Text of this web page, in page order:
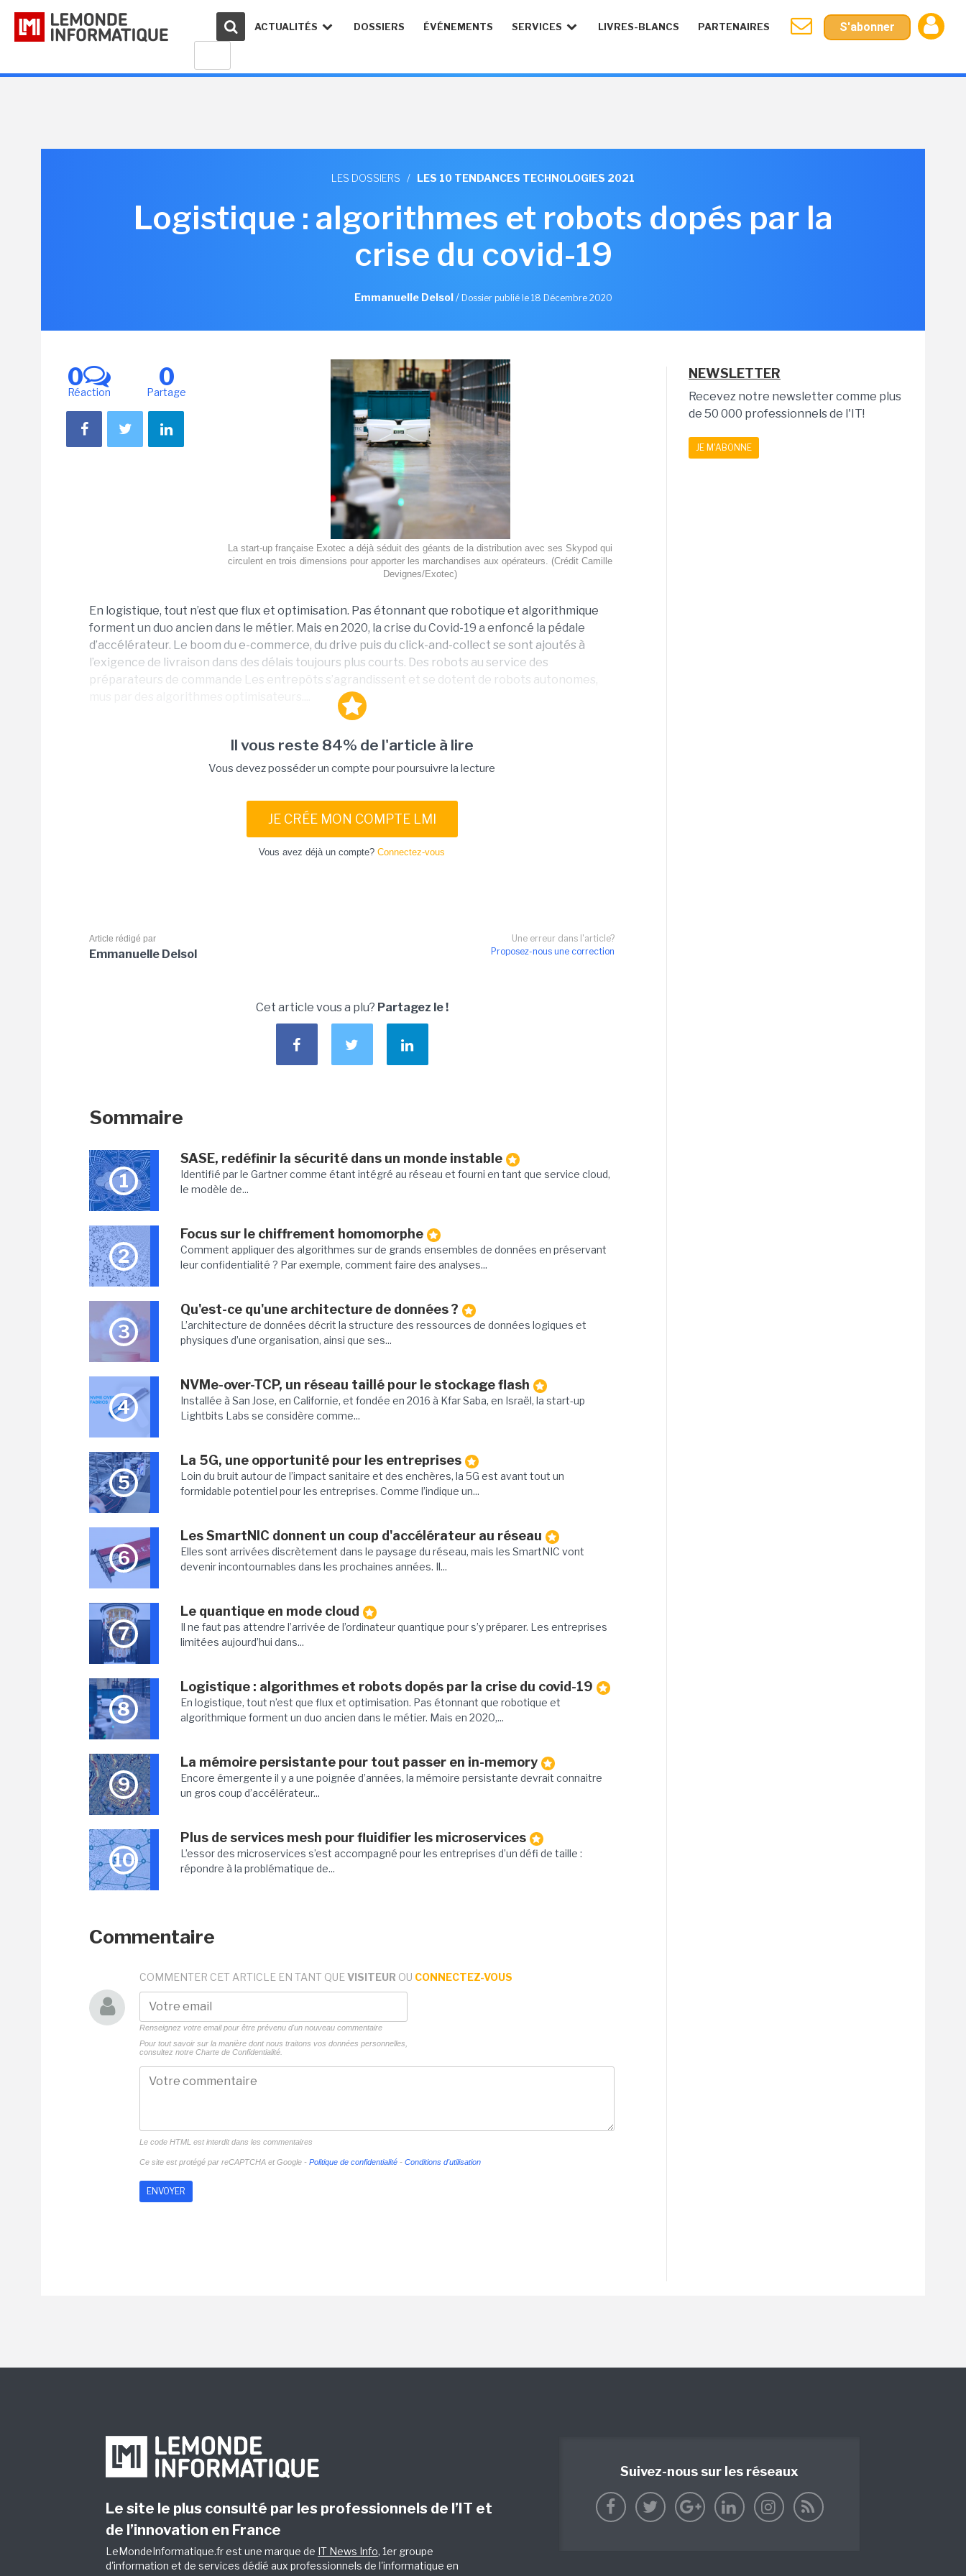
ACTUALITÉS DOSSIERS ÉVÉNEMENTS SERVICES LIVRES-BLANCS PARTENAIRES S'abonner
LES DOSSIERS / LES 10 TENDANCES TECHNOLOGIES 2021
Logistique : algorithmes et robots dopés par la
crise du covid-19
Emmanuelle Delsol/ Dossier publié le 18 Décembre 2020
0
Réaction
0
Partage
La start-up française Exotec a déjà séduit des géants de la distribution avec ses Skypod qui
circulent en trois dimensions pour apporter les marchandises aux opérateurs. (Crédit Camille
Devignes/Exotec)
En logistique, tout n’est que flux et optimisation. Pas étonnant que robotique et algorithmique
forment un duo ancien dans le métier. Mais en 2020, la crise du Covid-19 a enfoncé la pédale
d’accélérateur. Le boom du e-commerce, du drive puis du click-and-collect se sont ajoutés à
l’exigence de livraison dans des délais toujours plus courts. Des robots au service des
préparateurs de commande Les entrepôts s’agrandissent et se dotent de robots autonomes,
Il vous reste 84% de l'article à lire
Vous devez posséder un compte pour poursuivre la lecture
JE CRÉE MON COMPTE LMI
Vous avez déjà un compte? Connectez-vous
Une erreur dans l'article?
Proposez-nous une correction
Article rédigé par
Emmanuelle Delsol
Cet article vous a plu? Partagez le !
Sommaire
1
SASE, redéfinir la sécurité dans un monde instable
Identifié par le Gartner comme étant intégré au réseau et fourni en tant que service cloud,
le modèle de...
2
Focus sur le chiffrement homomorphe
Comment appliquer des algorithmes sur de grands ensembles de données en préservant
leur confidentialité ? Par exemple, comment faire des analyses...
3
Qu'est-ce qu'une architecture de données ?
L’architecture de données décrit la structure des ressources de données logiques et
physiques d’une organisation, ainsi que ses...
4
NVMe-over-TCP, un réseau taillé pour le stockage flash
Installée à San Jose, en Californie, et fondée en 2016 à Kfar Saba, en Israël, la start-up
Lightbits Labs se considère comme...
5
La 5G, une opportunité pour les entreprises
Loin du bruit autour de l’impact sanitaire et des enchères, la 5G est avant tout un
formidable potentiel pour les entreprises. Comme l’indique un...
6
Les SmartNIC donnent un coup d'accélérateur au réseau
Elles sont arrivées discrètement dans le paysage du réseau, mais les SmartNIC vont
devenir incontournables dans les prochaines années. Il...
7
Le quantique en mode cloud
Il ne faut pas attendre l’arrivée de l’ordinateur quantique pour s’y préparer. Les entreprises
limitées aujourd’hui dans...
8
Logistique : algorithmes et robots dopés par la crise du covid-19
En logistique, tout n’est que flux et optimisation. Pas étonnant que robotique et
algorithmique forment un duo ancien dans le métier. Mais en 2020,...
9
La mémoire persistante pour tout passer en in-memory
Encore émergente il y a une poignée d’années, la mémoire persistante devrait connaitre
un gros coup d’accélérateur...
10
Plus de services mesh pour fluidifier les microservices
L’essor des microservices s’est accompagné pour les entreprises d’un défi de taille :
répondre à la problématique de...
Commentaire
COMMENTER CET ARTICLE EN TANT QUE VISITEUR OU CONNECTEZ-VOUS
Renseignez votre email pour être prévenu d'un nouveau commentaire
Pour tout savoir sur la manière dont nous traitons vos données personnelles,
consultez notre Charte de Confidentialité.
Le code HTML est interdit dans les commentaires
Ce site est protégé par reCAPTCHA et Google - Politique de confidentialité - Conditions d'utilisation
NEWSLETTER
Recevez notre newsletter comme plus
de 50 000 professionnels de l'IT!
JE M'ABONNE
Le site le plus consulté par les professionnels de l’IT et
de l’innovation en France
LeMondeInformatique.fr est une marque de IT News Info, 1er groupe
d'information et de services dédié aux professionnels de l'informatique en
Suivez-nous sur les réseaux